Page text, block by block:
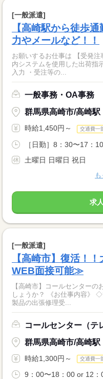
[一般派遣]
【高崎駅から徒歩
力やメールなど！！
お願いするお仕事は 【受発注事務】です。 ＜詳
内システムを使用した出荷指
入力 ・受注等の...
一般事務・OA事務
群馬県高崎市/高崎駅
時給1,450円～ 交通費一
［日勤］8：30〜17：
土曜日 日曜日 祝日
求
[一般派遣]
【高崎市】復活！
WEB面接可能≫
【高崎市】コールセンター
しょうか？ 《お仕事内容》 ◇電話・メール・WEB等による大型家電
製品の出張修理受...
コールセンター（テ
群馬県高崎市/高崎駅
時給1,300円～ 交通費一
9：00〜18：00 or 12